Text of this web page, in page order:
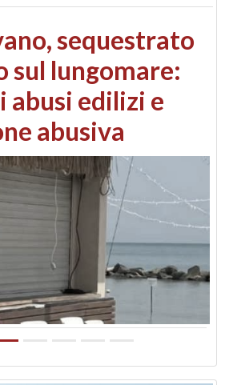
sequestrato
sul lungomare:
edilizi e
abusiva